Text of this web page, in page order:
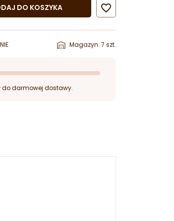
DO KOSZYKA 
Magazyn: 7 szt.
do darmowej dostawy.